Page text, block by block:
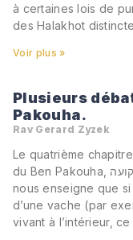
à certaines lois de
des Halakhot
Voir plus »
Plusieurs
Pakouha.
Rav Gerard Zyzek
Le quatrième
du Ben Pakouha, בן פקועה. C’est-à-dire que notre Tradition
nous enseigne que si
d’une vache (par
vivant à l’intérieur,